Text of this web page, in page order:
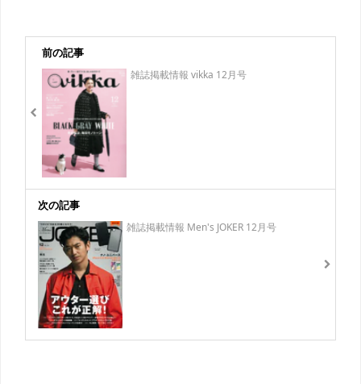
前の記事
雑誌掲載情報 vikka 12月号
次の記事
雑誌掲載情報 Men's JOKER 12月号